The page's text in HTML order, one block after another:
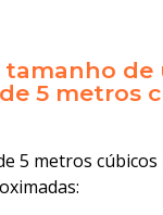
tamanho de
5 metros
5 metros